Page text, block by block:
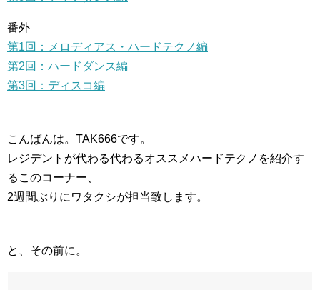
番外
第1回：メロディアス・ハードテクノ編
第2回：ハードダンス編
第3回：ディスコ編
こんばんは。TAK666です。
レジデントが代わる代わるオススメハードテクノを紹介す
るこのコーナー、
2週間ぶりにワタクシが担当致します。
と、その前に。